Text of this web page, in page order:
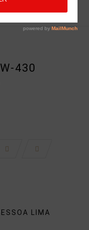
430
LIMA